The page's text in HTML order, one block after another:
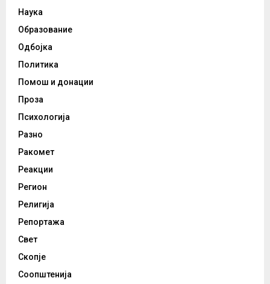
Наука
Образование
Одбојка
Политика
Помош и донации
Проза
Психологија
Разно
Ракомет
Реакции
Регион
Религија
Репортажа
Свет
Скопје
Соопштенија